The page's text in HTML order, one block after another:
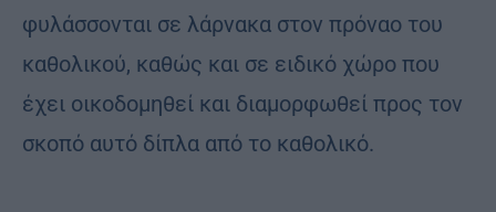
φυλάσσονται σε λάρνακα στον πρόναο του
καθολικού, καθώς και σε ειδικό χώρο που
έχει οικοδομηθεί και διαμορφωθεί προς τον
σκοπό αυτό δίπλα από το καθολικό.